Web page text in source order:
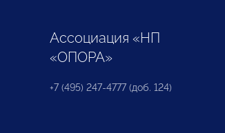
Ассоциация «НП
«ОПОРА»
+7 (495) 247-4777 (доб. 124)